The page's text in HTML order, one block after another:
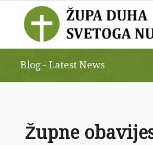
Blog - Latest News
Župne